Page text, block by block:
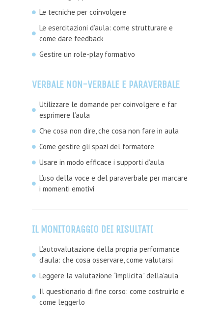
Le tecniche per coinvolgere
Le esercitazioni d’aula: come strutturare e
come dare feedback
Gestire un role-play formativo
VERBALE NON-VERBALE E PARAVERBALE
Utilizzare le domande per coinvolgere e far
esprimere l’aula
Che cosa non dire, che cosa non fare in aula
Come gestire gli spazi del formatore
Usare in modo efficace i supporti d’aula
L’uso della voce e del paraverbale per marcare
i momenti emotivi
IL MONITORAGGIO DEI RISULTATI
L’autovalutazione della propria performance
d’aula: che cosa osservare, come valutarsi
Leggere la valutazione “implicita” della’aula
Il questionario di fine corso: come costruirlo e
come leggerlo